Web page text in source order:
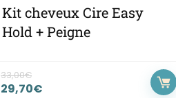
Kit cheveux Cire Easy
Hold + Peigne
33,00€
29,70€